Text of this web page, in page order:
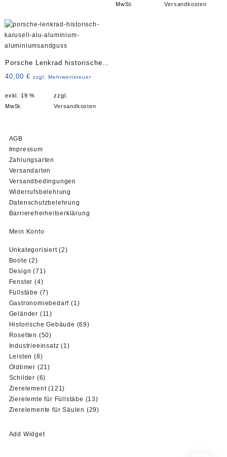
MwSt.
Versandkosten
Porsche Lenkrad historisches
Karusell Art. 3839
40,00 € zzgl. Mehrwertsteuer
exkl. 19 %
MwSt.
zzgl.
Versandkosten
AGB
Impressum
Zahlungsarten
Versandarten
Versandbedingungen
Widerrufsbelehrung
Datenschutzbelehrung
Barrierefreiheitserklärung
Mein Konto
Unkategorisiert 22
Boote 22
Produkte
Design 71 71
Produkte
Fenster 44
Produkte
Füllstäbe 77
Produkte
Gastronomiebedarf 1 1
Geländer 1111
Produkte
Historische Gebäude 6969
Rosetten 5050
Produkte
Industrieeinsatz 1 1
Leisten 88
Produkte
Oldtimer 2121
Schilder 66
Produkte
Zierelement 121121
Produkte
Zierelemte für Füllstäbe 1313
Produkte
Zierelemente für Säulen 2929
Add Widget